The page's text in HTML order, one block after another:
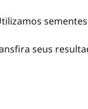
seus